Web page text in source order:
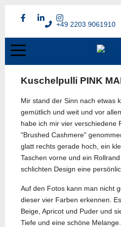
+49 2203 9061910
Kuschelpulli PINK
Mir stand der Sinn nach etwas
gemütlich und weit und vor
habe ich mir vier verschiedene
"Brushed Cashmere"
glatt rechts gerade hoch, ein
Taschen vorne und ein
schlichten Design eine
Auf den Fotos kann man nicht
dieser vier Farben erkennen.
Beige, Apricot und Puder und
Tiefe und eine schöne